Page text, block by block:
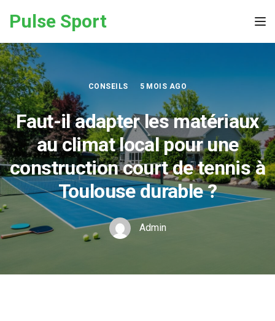
Pulse Sport
CONSEILS 5 MOIS AGO
Faut-il adapter les matériaux
au climat local pour une
construction court de tennis à
Toulouse durable ?
Admin